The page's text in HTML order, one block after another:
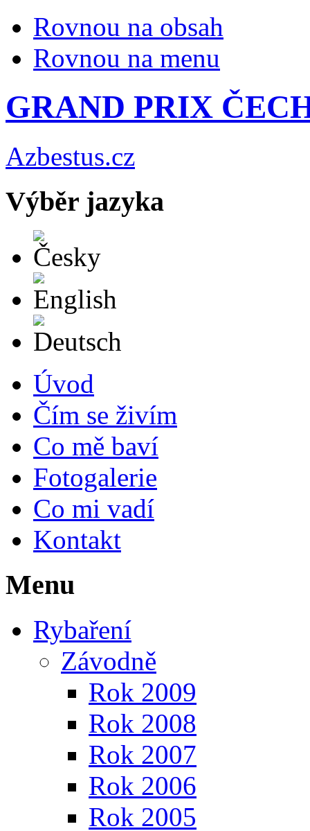
Rovnou na obsah
Rovnou na menu
GRAND PRIX
Azbestus.cz
Výběr jazyka
Úvod
Čím se živím
Co mě baví
Fotogalerie
Co mi vadí
Kontakt
Menu
Rybaření
Závodně
Rok 2009
Rok 2008
Rok 2007
Rok 2006
Rok 2005